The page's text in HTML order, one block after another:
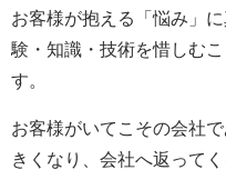
お客様が抱える「悩み」
験・知識・技術を惜しむ
す。
お客様がいてこその会社
きくなり、会社へ返って